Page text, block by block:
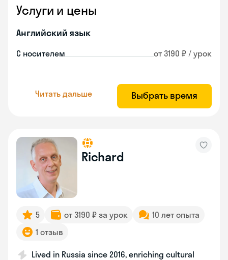
Услуги и цены
Английский язык
С носителем от 3190 ₽ / урок
Читать дальше Выбрать время
Richard
5 от 3190 ₽ за урок
10 лет опыта
1 отзыв
Lived in Russia since 2016, enriching cultural